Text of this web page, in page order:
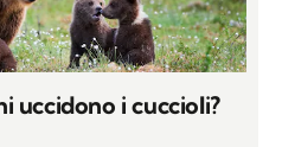
uccidono i cuccioli?